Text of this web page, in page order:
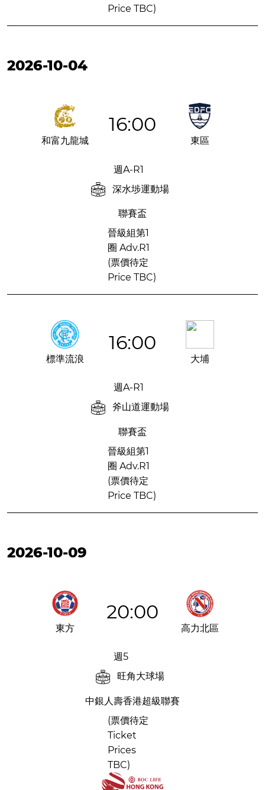
Price TBC)
2026-10-04
16:00
和富九龍城 東區
週A-R1
深水埗運動場
聯賽盃
晉級組第1
圈 Adv.R1
(票價待定
Price TBC)
16:00
標準流浪 大埔
週A-R1
斧山道運動場
聯賽盃
晉級組第1
圈 Adv.R1
(票價待定
Price TBC)
2026-10-09
20:00
東方 高力北區
週5
旺角大球場
中銀人壽香港超級聯賽
(票價待定
Ticket
Prices
TBC)